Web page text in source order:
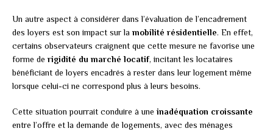
Un autre aspect à considérer dans l’évaluation de l’encadrement
des loyers est son impact sur la mobilité résidentielle. En effet,
certains observateurs craignent que cette mesure ne favorise une
forme de rigidité du marché locatif, incitant les locataires
bénéficiant de loyers encadrés à rester dans leur logement même
lorsque celui-ci ne correspond plus à leurs besoins.
Cette situation pourrait conduire à une inadéquation croissante
entre l’offre et la demande de logements, avec des ménages